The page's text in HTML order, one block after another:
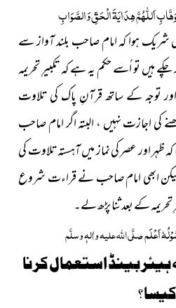
اَللّٰھُمَّ ھِدَایَۃَ الْحَقِّ وَالصَّوَابِ
ہوا کہ امام صاحب بلند آواز سے
ہیں تو اُسے حکم یہ ہے کہ تکبیرِ تحریمہ
اور توجہ کے ساتھ قرآنِ پاک کی تلاوت
اجازت نہیں ، البتہ اگر امام صاحب
اور عصر کی نماز میں آہستہ تلاوت کی
لیکن ابھی امام صاحب نے قراءت شروع
تحریمہ کے بعد ثنا پڑھ لے۔
اَعْلَمصلَّی اللہ علیہ واٰلہٖ وسلَّم
ہیئر بینڈ استعمال کرنا
کیسا ؟